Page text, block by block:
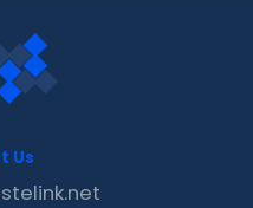
Us